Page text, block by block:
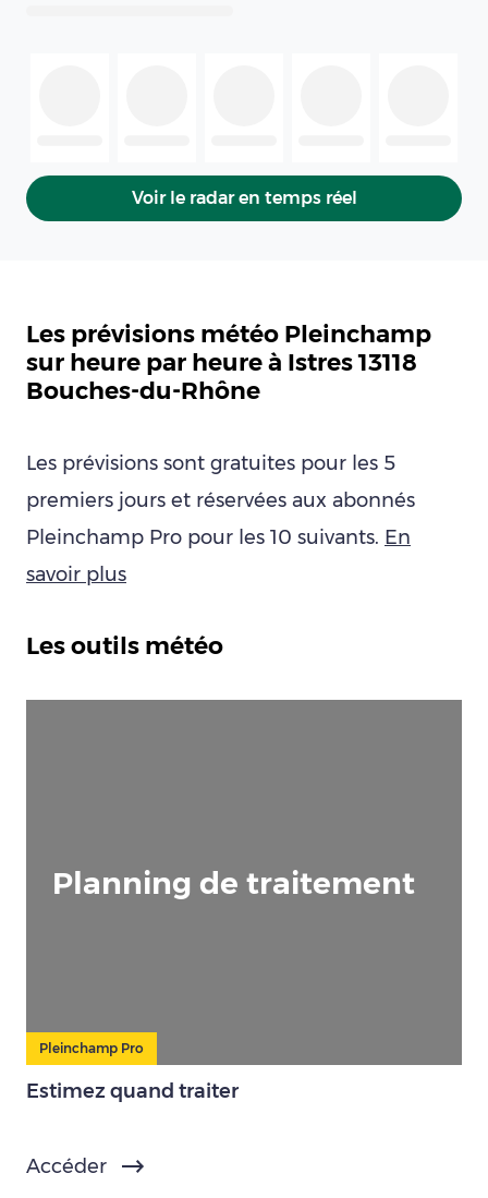
Voir le radar en temps réel
Les prévisions météo Pleinchamp
sur heure par heure à Istres 13118
Bouches-du-Rhône
Les prévisions sont gratuites pour les 5
premiers jours et réservées aux abonnés
Pleinchamp Pro pour les 10 suivants. En
savoir plus
Les outils météo
Planning de traitement
Pleinchamp Pro
Estimez quand traiter
Accéder